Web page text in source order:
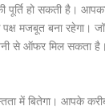
हो सकती है। आपका
मजबूत बना रहेगा।
से ऑफर मिल सकता
में बितेगा। आपके